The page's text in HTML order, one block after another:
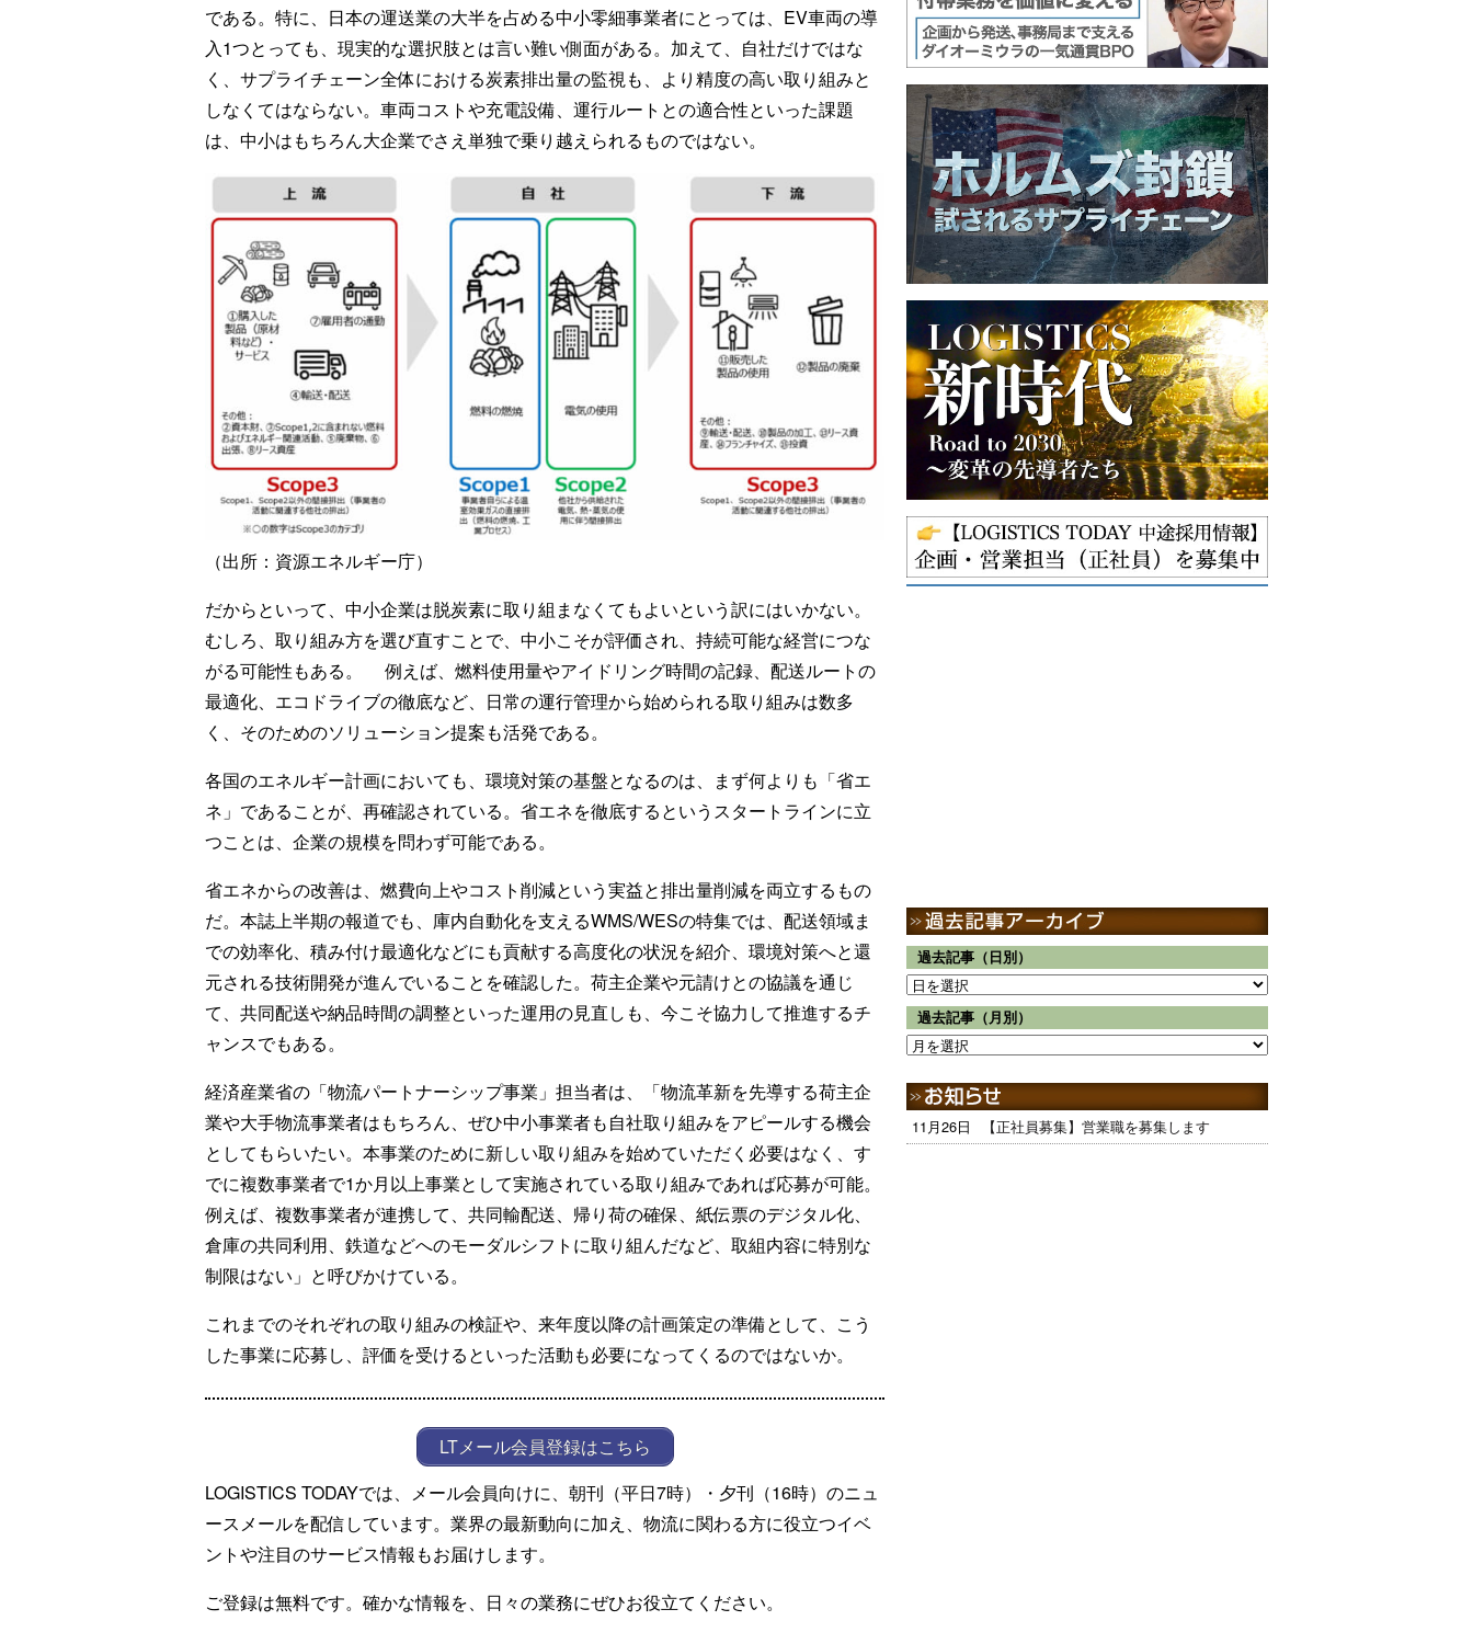
である。特に、日本の運送業の大半を占める中小零細事業者にとっては、EV車両の導
入1つとっても、現実的な選択肢とは言い難い側面がある。加えて、自社だけではな
く、サプライチェーン全体における炭素排出量の監視も、より精度の高い取り組みと
しなくてはならない。車両コストや充電設備、運行ルートとの適合性といった課題
は、中小はもちろん大企業でさえ単独で乗り越えられるものではない。
（出所：資源エネルギー庁）
だからといって、中小企業は脱炭素に取り組まなくてもよいという訳にはいかない。
むしろ、取り組み方を選び直すことで、中小こそが評価され、持続可能な経営につな
がる可能性もある。 例えば、燃料使用量やアイドリング時間の記録、配送ルートの
最適化、エコドライブの徹底など、日常の運行管理から始められる取り組みは数多
く、そのためのソリューション提案も活発である。
各国のエネルギー計画においても、環境対策の基盤となるのは、まず何よりも「省エ
ネ」であることが、再確認されている。省エネを徹底するというスタートラインに立
つことは、企業の規模を問わず可能である。
省エネからの改善は、燃費向上やコスト削減という実益と排出量削減を両立するもの
だ。本誌上半期の報道でも、庫内自動化を支えるWMS/WESの特集では、配送領域ま
での効率化、積み付け最適化などにも貢献する高度化の状況を紹介、環境対策へと還
元される技術開発が進んでいることを確認した。荷主企業や元請けとの協議を通じ
て、共同配送や納品時間の調整といった運用の見直しも、今こそ協力して推進するチ
ャンスでもある。
経済産業省の「物流パートナーシップ事業」担当者は、「物流革新を先導する荷主企
業や大手物流事業者はもちろん、ぜひ中小事業者も自社取り組みをアピールする機会
としてもらいたい。本事業のために新しい取り組みを始めていただく必要はなく、す
でに複数事業者で1か月以上事業として実施されている取り組みであれば応募が可能。
例えば、複数事業者が連携して、共同輸配送、帰り荷の確保、紙伝票のデジタル化、
倉庫の共同利用、鉄道などへのモーダルシフトに取り組んだなど、取組内容に特別な
制限はない」と呼びかけている。
これまでのそれぞれの取り組みの検証や、来年度以降の計画策定の準備として、こう
した事業に応募し、評価を受けるといった活動も必要になってくるのではないか。
LTメール会員登録はこちら
LOGISTICS TODAYでは、メール会員向けに、朝刊（平日7時）・夕刊（16時）のニュ
ースメールを配信しています。業界の最新動向に加え、物流に関わる方に役立つイベ
ントや注目のサービス情報もお届けします。
ご登録は無料です。確かな情報を、日々の業務にぜひお役立てください。
過去記事（日別）
過去記事（月別）
11月26日 【正社員募集】営業職を募集します